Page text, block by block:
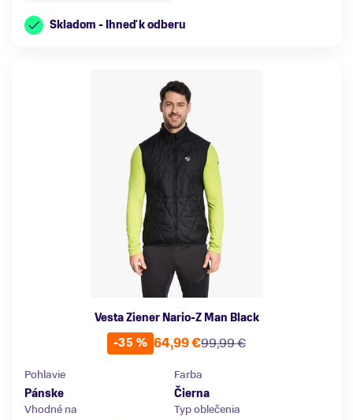
Skladom - Ihneď k odberu
Vesta Ziener Nario-Z Man Black
-35 %
99,99 €
64,99 €
Pohlavie
Pánske
Farba
Čierna
Vhodné na
Typ oblečenia